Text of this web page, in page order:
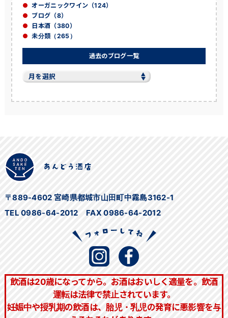
オーガニックワイン（124）
ブログ（8）
日本酒（380）
未分類（265）
過去のブログ一覧
過
覧
〒889-4602 宮崎県都城市山田町中霧島3162-1
TEL 0986-64-2012 FAX 0986-64-2012
飲酒は20歳になってから。お酒はおいしく適量を。飲酒
運転は法律で禁止されています。
妊娠中や授乳期の飲酒は、胎児・乳児の発育に悪影響を与